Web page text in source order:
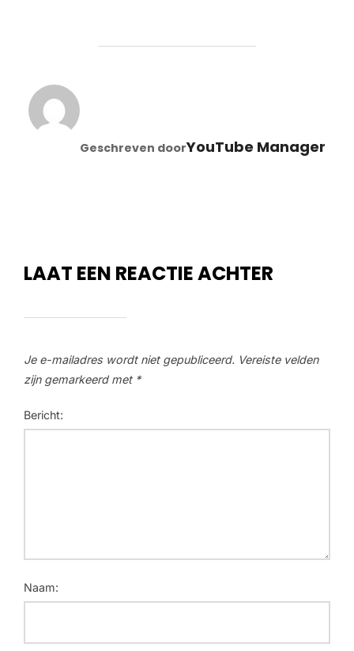
Geschreven doorYouTube Manager
LAAT EEN REACTIE ACHTER
Je e-mailadres wordt niet gepubliceerd. Vereiste velden
zijn gemarkeerd met *
Bericht:
Naam: